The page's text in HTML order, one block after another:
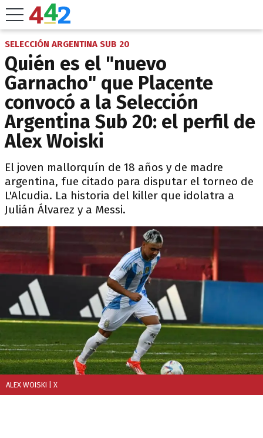
SELECCIÓN ARGENTINA SUB 20
Quién es el "nuevo
Garnacho" que Placente
convocó a la Selección
Argentina Sub 20: el perfil de
Alex Woiski
El joven mallorquín de 18 años y de madre
argentina, fue citado para disputar el torneo de
L'Alcudia. La historia del killer que idolatra a
Julián Álvarez y a Messi.
ALEX WOISKI | X